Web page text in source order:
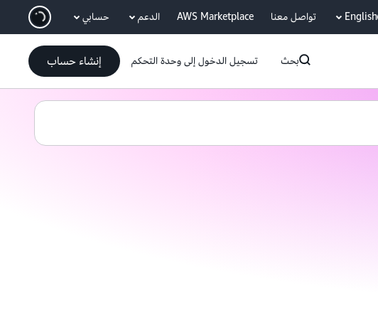
انتقل إلى المحتوى الرئيسي English تواصل معنا AWS Marketplace الدعم حسابي
بحث تسجيل الدخول إلى وحدة التحكم إنشاء حساب